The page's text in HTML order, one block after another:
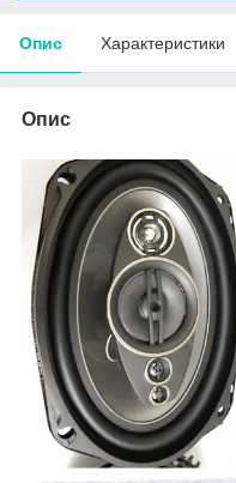
Опис Характеристики
Опис